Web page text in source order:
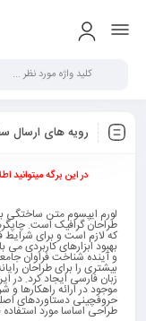
رویه های ارسال
در این برگه میتوانید
لورم ایپسوم متن ساختگی
طراحان گرافیک است.
که لازم است و برای شرایط
بهبود ابزارهای کاربردی
و آینده شناخت فراوان
بیشتری را برای طراحان
زبان فارسی ایجاد کرد.
موجود در ارائه راهکارها
حروفچینی دستاوردهای
طراحی اساسا مورد استفاده